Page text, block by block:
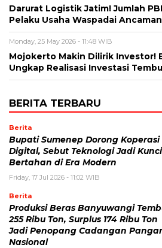
Darurat Logistik Jatim! Jumlah
Pelaku Usaha Waspadai
Monday, 25 May 2026 - 11:48 WIB
Mojokerto Makin Dilirik Investor!
Ungkap Realisasi Investasi
BERITA TERBARU
Berita
Bupati Sumenep Dorong Koperasi
Digital, Sebut Teknologi Jadi Kunci
Bertahan di Era Modern
Friday, 17 Jul 2026 - 11:02 WIB
Berita
Produksi Beras Banyuwangi
255 Ribu Ton, Surplus 174 Ribu Ton
Jadi Penopang Cadangan
Nasional